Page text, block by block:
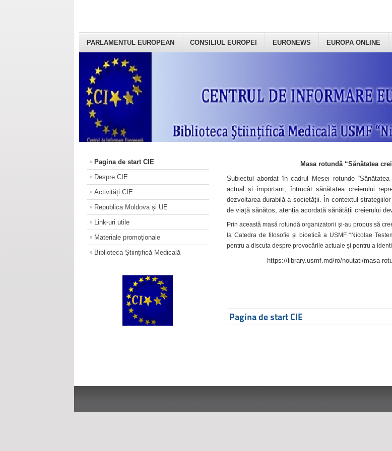
PARLAMENTUL EUROPEAN CONSILIUL EUROPEI EURONEWS EUROPA ONLINE
Pagina de start CIE
Despre CIE
Activități CIE
Republica Moldova și UE
Link-uri utile
Materiale promoţionale
Biblioteca Științifică Medicală
Masa rotundă “Sănătatea
Subiectul abordat în cadrul Mesei rotunde
actual și important, întrucât sănătatea creierului
dezvoltarea durabilă a societății. În contextul
de viață sănătos, atenția acordată sănătății creierului
Prin această masă rotundă organizatorii şi-au propus să
la Catedra de filosofie și bioetică a USMF “Nicolae
pentru a discuta despre provocările actuale și pentru a
https://library.usmf.md/ro/noutati/masa-
Pagina de start CIE